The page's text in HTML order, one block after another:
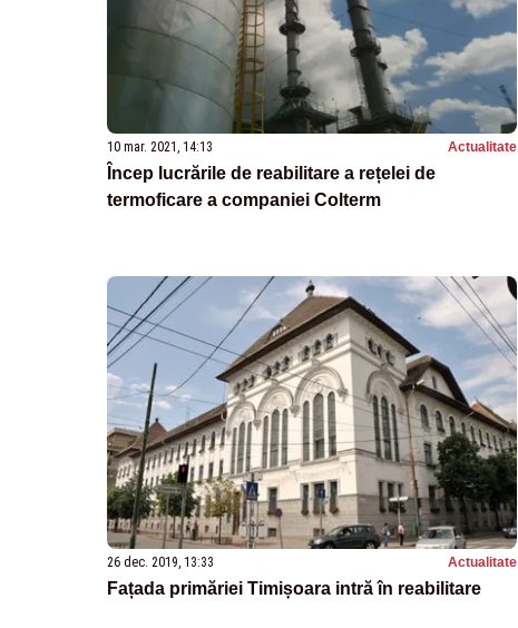
10 mar. 2021, 14:13 Actualitate
Încep lucrările de reabilitare a rețelei de
termoficare a companiei Colterm
26 dec. 2019, 13:33 Actualitate
Fațada primăriei Timișoara intră în reabilitare